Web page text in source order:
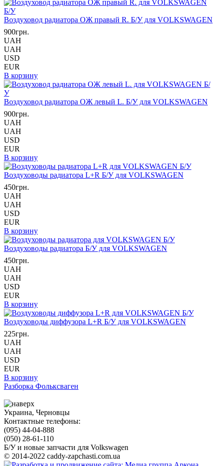
Воздуховод радиатора ОЖ правый R. Б/У для VOLKSWAGEN
900грн.
UAH
UAH
USD
EUR
В корзину
Воздуховод радиатора ОЖ левый L. Б/У для VOLKSWAGEN
900грн.
UAH
UAH
USD
EUR
В корзину
Воздуховоды радиатора L+R Б/У для VOLKSWAGEN
450грн.
UAH
UAH
USD
EUR
В корзину
Воздуховоды радиатора Б/У для VOLKSWAGEN
450грн.
UAH
UAH
USD
EUR
В корзину
Воздуховоды диффузора L+R Б/У для VOLKSWAGEN
225грн.
UAH
UAH
USD
EUR
В корзину
Разборка Фольксваген
Украина, Черновцы
Контактные телефоны:
(095) 44-04-888
(050) 28-61-110
Б/У и новые запчасти для Volkswagen
© 2014-2022 caddy-zapchasti.com.ua